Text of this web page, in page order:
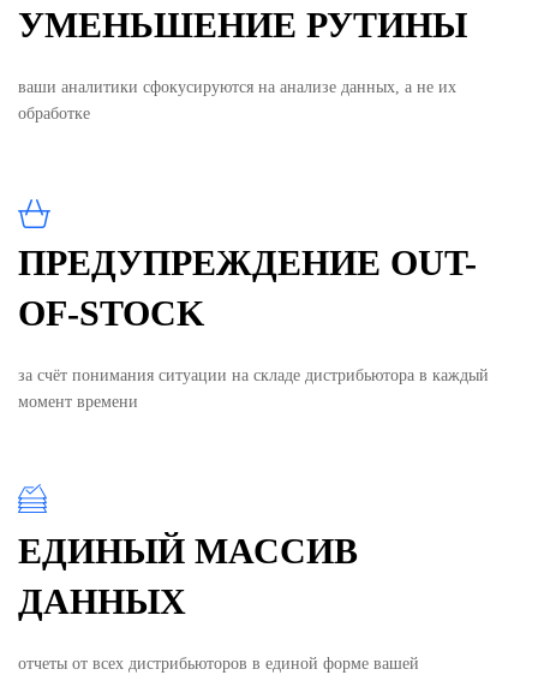
УМЕНЬШЕНИЕ РУТИНЫ
ваши аналитики сфокусируются на анализе данных, а не их
обработке
ПРЕДУПРЕЖДЕНИЕ OUT-
OF-STOCK
за счёт понимания ситуации на складе дистрибьютора в каждый
момент времени
ЕДИНЫЙ МАССИВ
ДАННЫХ
отчеты от всех дистрибьюторов в единой форме вашей